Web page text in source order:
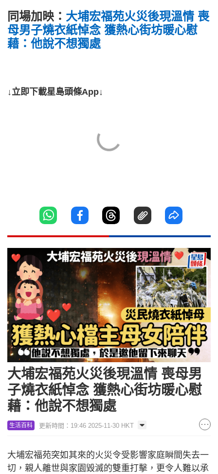
同場加映： 大埔宏福苑火災後現溫情 喪
母男子燒衣紙悼念 獲熱心街坊暖心慰
藉：他說不想獨處
↓立即下載星島頭條App↓
大埔宏福苑火災後現溫情 喪母男
子燒衣紙悼念 獲熱心街坊暖心慰
藉：他說不想獨處
生活百科 更新時間：19:46 2025-11-30 HKT
大埔宏福苑突如其來的火災令受影響家庭瞬間失去一
切，親人離世與家園毀滅的雙重打擊，更令人難以承